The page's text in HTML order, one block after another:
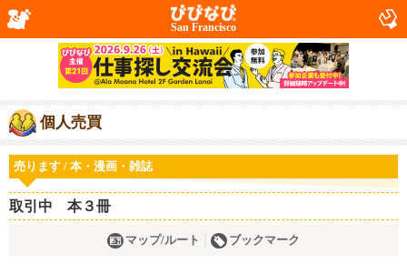
San Francisco
個人売買
売ります / 本・漫画・雑誌
取引中 本３冊
マップ/ルート ブックマーク